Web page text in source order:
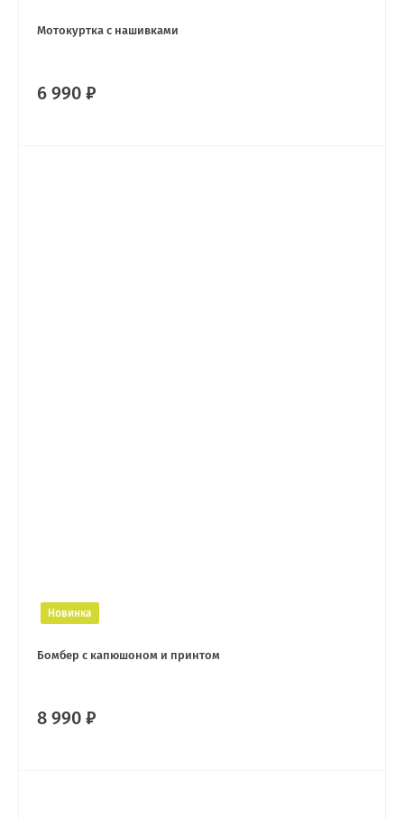
Мотокуртка с нашивками
6 990 ₽
Новинка
Бомбер с капюшоном и принтом
8 990 ₽